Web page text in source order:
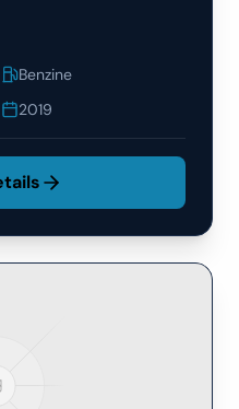
Benzine
2019